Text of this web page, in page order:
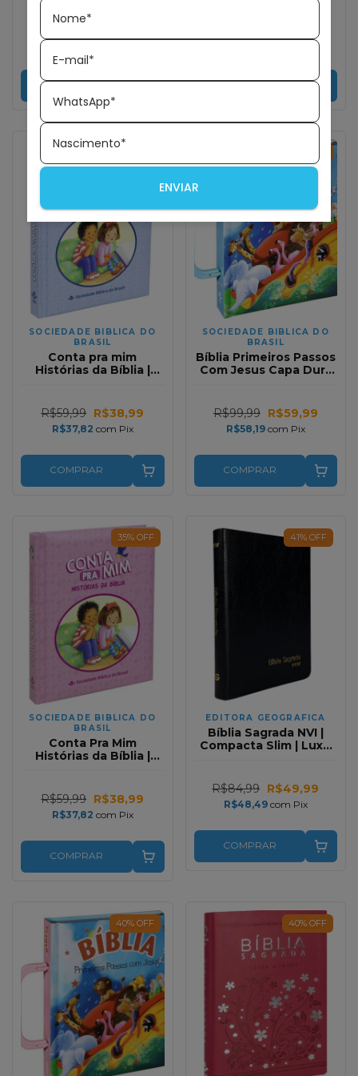
R$199,99
R$126,09com Pix
R$65,00
COMPRAR
R$87,29com Pix
COMPRAR
SOCIEDADE BIBLICA DO
BRASIL
Conta pra mim
Histórias da Bíblia |
R$59,99 R$38,99
R$37,82 com Pix
COMPRAR
SOCIEDADE BIBLICA DO
BRASIL
Bíblia Primeiros Passos
Com Jesus Capa Dura
R$99,99 R$59,99
R$58,19 com Pix
COMPRAR
35% OFF
SOCIEDADE BIBLICA DO
BRASIL
Conta Pra Mim
Histórias da Bíblia |
R$59,99 R$38,99
R$37,82 com Pix
COMPRAR
41% OFF
EDITORA GEOGRAFICA
Bíblia Sagrada NVI |
Compacta Slim | Luxo
R$84,99 R$49,99
R$48,49 com Pix
COMPRAR
40% OFF 40% OFF
Nome*
E-mail*
WhatsApp*
Nascimento*
ENVIAR